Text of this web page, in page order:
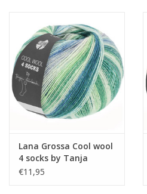
Cadeaubonnen
Guy's blog
Loyalty
Lana Grossa Cool wool
4 socks by Tanja
Steinbach 7754
€11,95